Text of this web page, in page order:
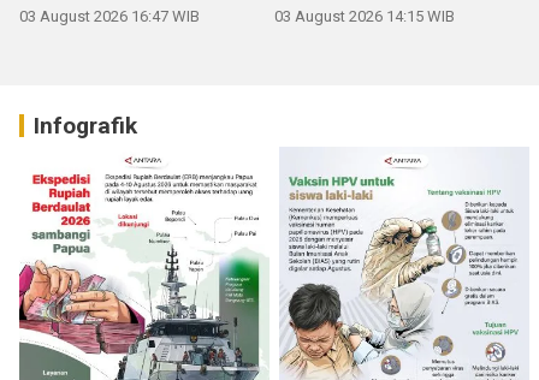
03 August 2026 16:47 WIB 03 August 2026 14:15 WIB
Infografik